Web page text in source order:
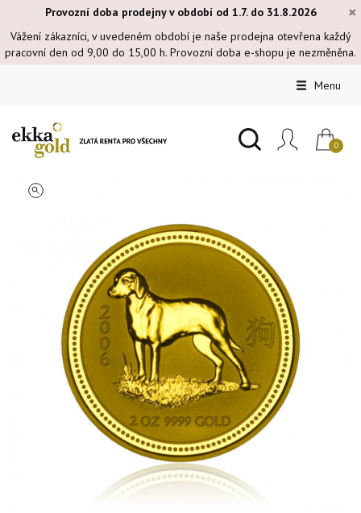
×
Provozní doba prodejny v období od 1.7. do 31.8.2026
Vážení zákazníci, v uvedeném období je naše prodejna otevřena každý
pracovní den od 9,00 do 15,00 h. Provozní doba e-shopu je nezměněna.
Menu